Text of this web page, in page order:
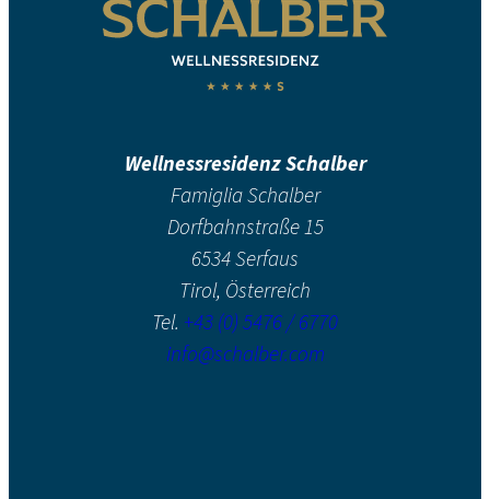
Wellnessresidenz Schalber
Famiglia Schalber
Dorfbahnstraße 15
6534 Serfaus
Tirol, Österreich
Tel. +43 (0) 5476 / 6770
info@schalber.com